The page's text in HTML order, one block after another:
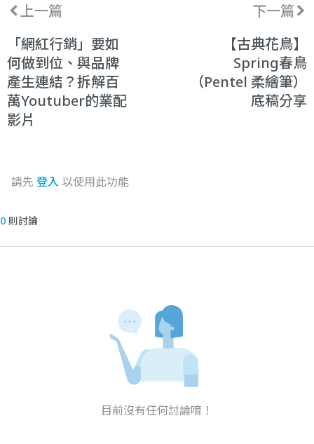
上一篇
「網紅行銷」要如
何做到位、與品牌
產生連結？拆解百
萬Youtuber的業配
影片
下一篇
【古典花鳥】
Spring春鳥
（Pentel 柔繪筆）
底稿分享
請先 登入 以使用此功能
0 則討論
目前沒有任何討論唷！